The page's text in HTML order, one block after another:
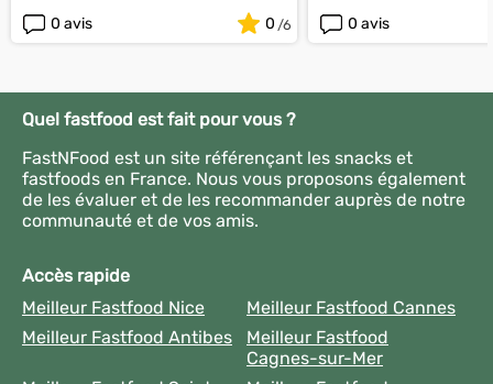
0 avis
0
0 avis
Quel fastfood est fait pour vous ?
FastNFood est un site référençant les snacks et
fastfoods en France. Nous vous proposons également
de les évaluer et de les recommander auprès de notre
communauté et de vos amis.
Accès rapide
Meilleur Fastfood Nice
Meilleur Fastfood Cannes
Meilleur Fastfood Antibes
Meilleur Fastfood
Cagnes-sur-Mer